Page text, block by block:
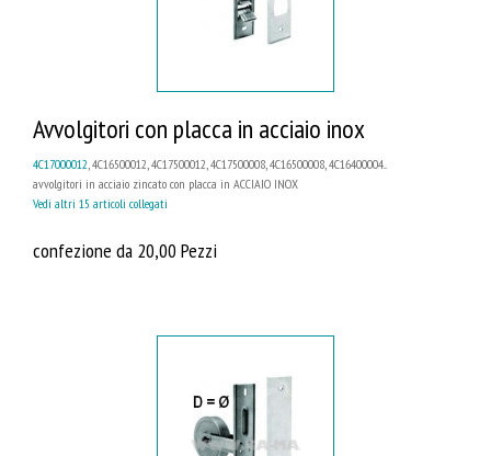
Avvolgitori con placca in acciaio inox
4C17000012, 4C16500012, 4C17500012, 4C17500008, 4C16500008, 4C16400004...
avvolgitori in acciaio zincato con placca in ACCIAIO INOX
Vedi altri 15 articoli collegati
confezione da 20,00 Pezzi